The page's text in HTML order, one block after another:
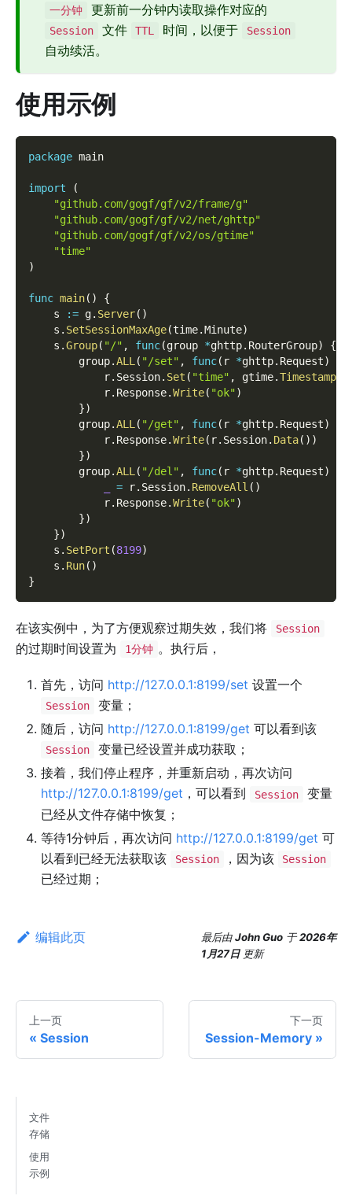
一分钟 更新前一分钟内读取操作对应的
Session 文件 TTL 时间，以便于 Session
自动续活。
使用示例
package main
import
(
"github.com/gogf/gf/v2/frame/g"
"github.com/gogf/gf/v2/net/ghttp"
"github.com/gogf/gf/v2/os/gtime"
"time"
)
func main( )
{
    s
:= g. Server( )
    s
. SetSessionMaxAge(time.Minute)
    s
.Group( "/" , func(group *ghttp. RouterGroup)
{
        group
.ALL ( "/set" , func( r *ghttp. Request)
            r
. Session. Set ( "time" , gtime.Timestamp
            r
. Response.Write( "ok")
})
        group
.ALL ( "/get" , func( r *ghttp. Request)
            r
. Response.Write( r. Session. Data( ) )
})
        group
.ALL ( "/del" , func( r *ghttp. Request)
= r. Session. RemoveAll ( )
            r
. Response.Write( "ok")
})
})
    s
. SetPort (8199)
    s
. Run( )
}
在该实例中，为了方便观察过期失效，我们将 Session
的过期时间设置为 1分钟 。执行后，
首先，访问 http://127.0.0.1:8199/set 设置一个
Session
变量；
随后，访问 http://127.0.0.1:8199/get 可以看到该
Session
变量已经设置并成功获取；
接着，我们停止程序，并重新启动，再次访问
http://127.0.0.1:8199/get ，可以看到 Session
变量
已经从文件存储中恢复；
等待1分钟后，再次访问 http://127.0.0.1:8199/get 可
以看到已经无法获取该
Session ，因为该 Session
已经过期；
编辑此页 最后由John Guo 于2026年
1月27日 更新
上一页
Session
下一页
Session-Memory
文件
存储
使用
示例